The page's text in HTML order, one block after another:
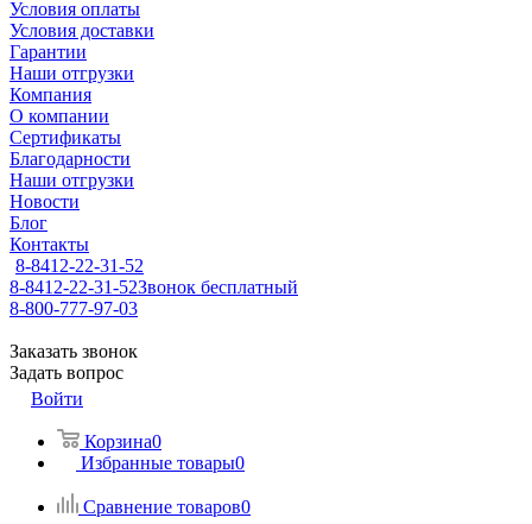
Условия оплаты
Условия доставки
Гарантии
Наши отгрузки
Компания
О компании
Сертификаты
Благодарности
Наши отгрузки
Новости
Блог
Контакты
8-8412-22-31-52
8-8412-22-31-52Звонок бесплатный
8-800-777-97-03
Заказать звонок
Задать вопрос
Войти
Корзина0
Избранные товары0
Сравнение товаров0